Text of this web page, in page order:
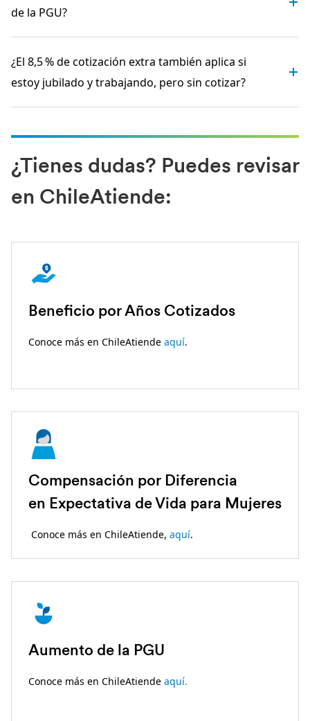
de la PGU?
¿El 8,5 % de cotización extra también aplica si
estoy jubilado y trabajando, pero sin cotizar?
¿Tienes dudas? Puedes revisar
en ChileAtiende:
Beneficio por Años Cotizados
Conoce más en ChileAtiende aquí.
Compensación por Diferencia
en Expectativa de Vida para Mujeres
Conoce más en ChileAtiende, aquí.
Aumento de la PGU
Conoce más en ChileAtiende aquí.